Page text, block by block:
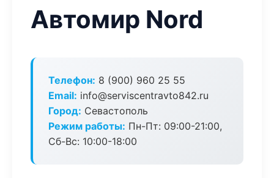
Автомир Nord
Телефон: 8 (900) 960 25 55
Email: info@serviscentravto842.ru
Город: Севастополь
Режим работы: Пн-Пт: 09:00-21:00,
Сб-Вс: 10:00-18:00